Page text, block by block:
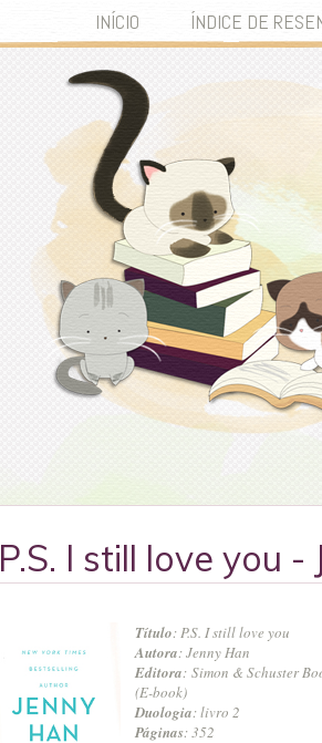
INÍCIO ÍNDICE DE
P.S. I still love you -
Título: P.S. I still love you
Autora: Jenny Han
Editora: Simon & Schuster
(E-book)
Duologia: livro 2
Páginas: 352